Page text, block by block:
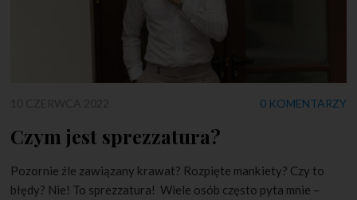
0 KOMENTARZY
Czym jest sprezzatura?
Pozornie źle zawiązany krawat? Rozpięte mankiety? Czy to
błędy? Nie! To sprezzatura! Wiele osób często pyta mnie –